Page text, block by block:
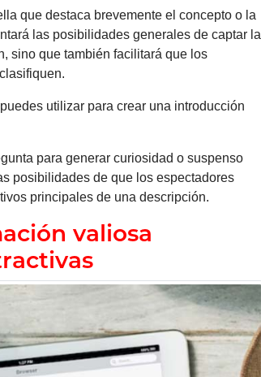
que destaca brevemente el concepto o la
las posibilidades generales de captar la
sino que también facilitará que los
utilizar para crear una introducción
para generar curiosidad o suspenso
posibilidades de que los espectadores
principales de una descripción.
valiosa